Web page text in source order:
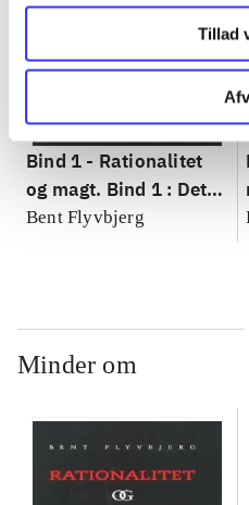
Tillad
Bind 1 - Rationalitet
og magt. Bind 1 : Det
konkretes videnskab
Bent Flyvbjerg
Minder om